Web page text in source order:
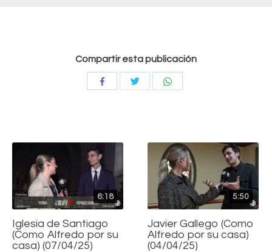
Compartir esta publicación
CompartirCompartir
6:18
Iglesia de Santiago
(Como Alfredo por su
casa) (07/04/25)
5:50
Javier Gallego (Como
Alfredo por su casa)
(04/04/25)